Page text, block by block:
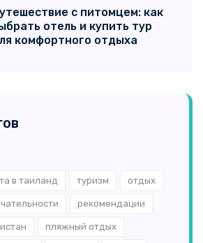
с питомцем: как
отель и купить тур
комфортного отдыха
в таиланд туризм отдых
рекомендации
пляжный отдых